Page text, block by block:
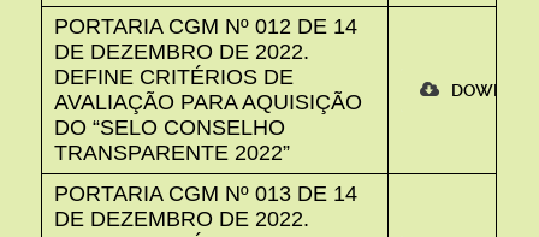
PORTARIA CGM Nº 012 DE 14
DE DEZEMBRO DE 2022.
DEFINE CRITÉRIOS DE
AVALIAÇÃO PARA AQUISIÇÃO
DO “SELO CONSELHO
TRANSPARENTE 2022”
PORTARIA CGM Nº 013 DE 14
DE DEZEMBRO DE 2022.